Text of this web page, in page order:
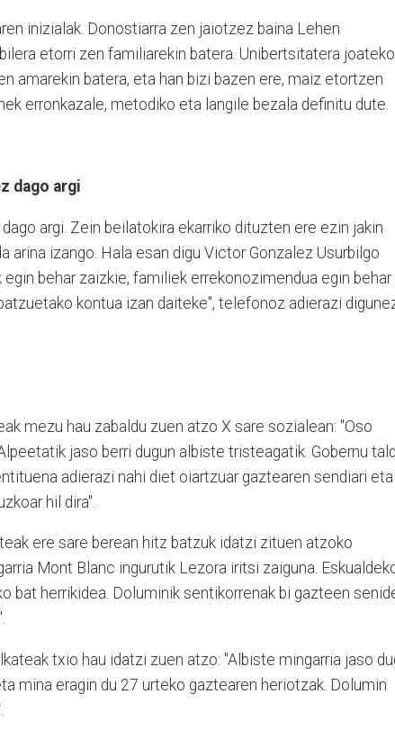
inizialak. Donostiarra zen jaiotzez baina Lehen
etorri zen familiarekin batera. Unibertsitatera joateko
amarekin batera, eta han bizi bazen ere, maiz etortzen
erronkazale, metodiko eta langile bezala definitu dute.
dago argi
argi. Zein beilatokira ekarriko dituzten ere ezin jakin
arina izango. Hala esan digu Victor Gonzalez Usurbilgo
egin behar zaizkie, familiek errekonozimendua egin behar
kontua izan daiteke", telefonoz adierazi
mezu hau zabaldu zuen atzo X sare sozialean: "Oso
jaso berri dugun albiste tristeagatik. Gobernu
adierazi nahi diet oiartzuar gaztearen sendiari eta
hil dira".
ere sare berean hitz batzuk idatzi zituen atzoko
Mont Blanc ingurutik Lezora iritsi zaiguna.
bat herrikidea. Doluminik sentikorrenak bi gazteen
txio hau idatzi zuen atzo: "Albiste mingarria jaso
mina eragin du 27 urteko gaztearen heriotzak. Dolumin